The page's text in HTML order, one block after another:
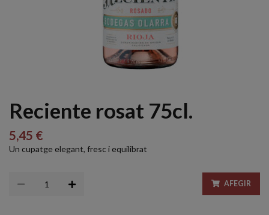
Reciente rosat 75cl.
5,45 €
Un cupatge elegant, fresc i equilibrat
AFEGIR